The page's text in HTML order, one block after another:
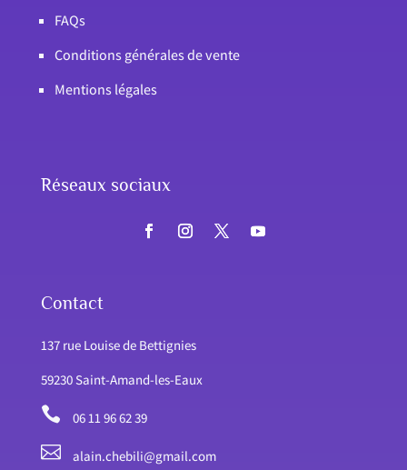
FAQs
Conditions générales de vente
Mentions légales
Réseaux sociaux
Contact
137 rue Louise de Bettignies
59230 Saint-Amand-les-Eaux
 06 11 96 62 39
 alain.chebili@gmail.com